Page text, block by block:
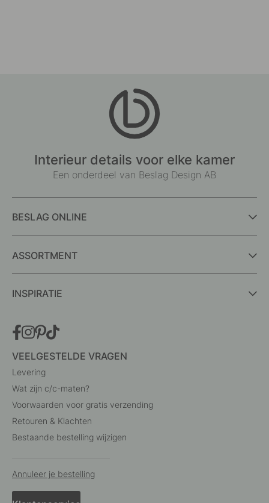
Interieur details voor elke kamer
Een onderdeel van Beslag Design AB
BESLAG ONLINE
ASSORTMENT
INSPIRATIE
VEELGESTELDE VRAGEN
Levering
Wat zijn c/c-maten?
Voorwaarden voor gratis verzending
Retouren & Klachten
Bestaande bestelling wijzigen
Annuleer je bestelling